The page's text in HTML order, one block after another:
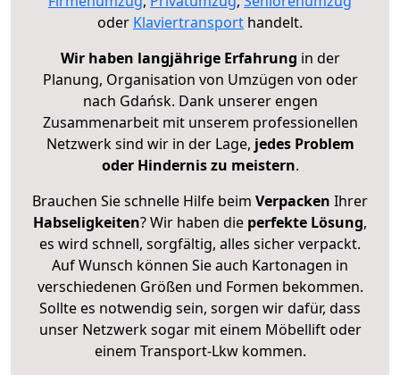
oder Klaviertransport handelt.
Wir haben langjährige Erfahrung in der
Planung, Organisation von Umzügen von oder
nach Gdańsk. Dank unserer engen
Zusammenarbeit mit unserem professionellen
Netzwerk sind wir in der Lage, jedes Problem
oder Hindernis zu meistern.
Brauchen Sie schnelle Hilfe beim Verpacken Ihrer
Habseligkeiten? Wir haben die perfekte Lösung,
es wird schnell, sorgfältig, alles sicher verpackt.
Auf Wunsch können Sie auch Kartonagen in
verschiedenen Größen und Formen bekommen.
Sollte es notwendig sein, sorgen wir dafür, dass
unser Netzwerk sogar mit einem Möbellift oder
einem Transport-Lkw kommen.